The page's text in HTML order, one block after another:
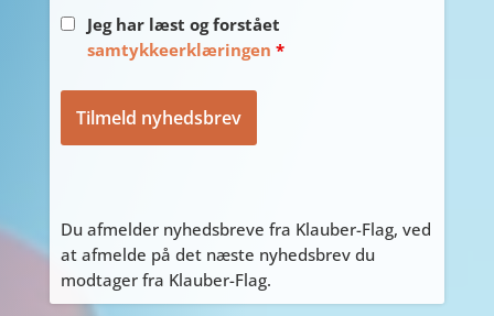
Jeg har læst og forstået
samtykkeerklæringen *
Du afmelder nyhedsbreve fra Klauber-Flag, ved
at afmelde på det næste nyhedsbrev du
modtager fra Klauber-Flag.